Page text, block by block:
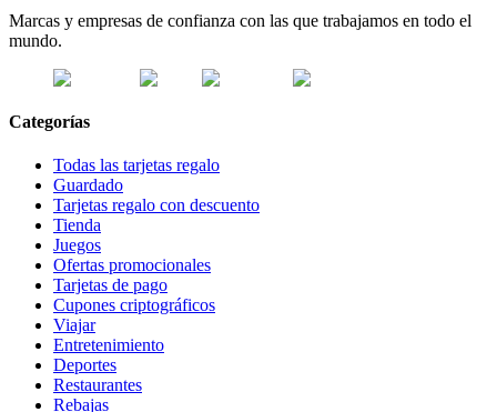
Marcas y empresas de confianza con las que trabajamos en todo el
mundo.
Categorías
Todas las tarjetas regalo
Guardado
Tarjetas regalo con descuento
Tienda
Juegos
Ofertas promocionales
Tarjetas de pago
Cupones criptográficos
Viajar
Entretenimiento
Deportes
Restaurantes
Rebajas